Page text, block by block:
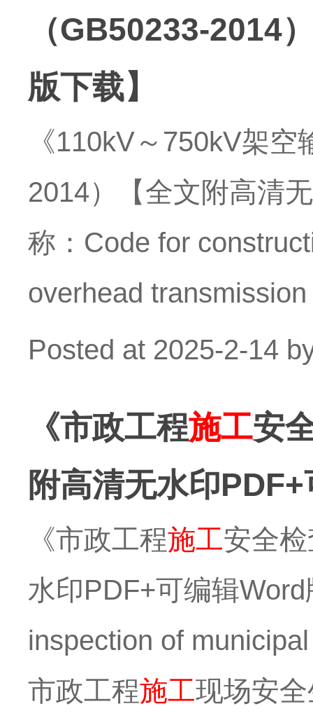
（GB50233-2014
版下载】
《110kV～750kV架空
2014）【全文附高清
称：Code for
overhead
Posted at 2025-2-14
《市政工程施工安
附高清无水印
《市政工程施工安全
水印PDF+可编辑
inspection of
市政工程施工现场安